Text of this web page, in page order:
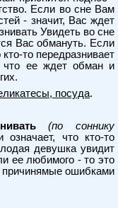
Если во сне Вам
- значит, Вас ждет
Увидеть во сне
Вас обмануть. Если
то передразнивает
что ее ждет обман и
посуда.
(по соннику
что кто-то
девушка увидит
ее любимого - то это
причинямые ошибками